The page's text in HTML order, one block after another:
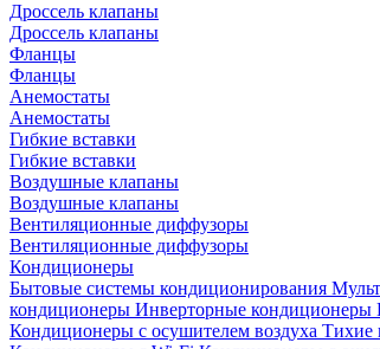
Дроссель клапаны
Дроссель клапаны
Фланцы
Фланцы
Анемостаты
Анемостаты
Гибкие вставки
Гибкие вставки
Воздушные клапаны
Воздушные клапаны
Вентиляционные диффузоры
Вентиляционные диффузоры
Кондиционеры
Бытовые системы кондиционирования
кондиционеры Инверторные кондиционеры
Кондиционеры с осушителем воздуха Тихие